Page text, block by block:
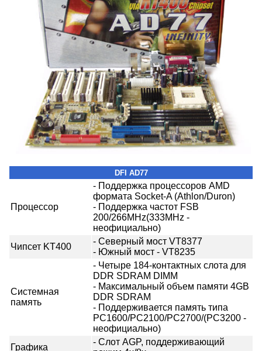
DFI AD77
Процессор
- Поддержка процессоров AMD
формата Socket-A (Athlon/Duron)
- Поддержка частот FSB
200/266MHz(333MHz -
неофициально)
Чипсет KT400
- Северный мост VT8377
- Южный мост - VT8235
Системная
память
- Четыре 184-контактных слота для
DDR SDRAM DIMM
- Максимальный объем памяти 4GB
DDR SDRAM
- Поддерживается память типа
PC1600/PC2100/PC2700/(PC3200 -
неофициально)
Графика
- Слот AGP, поддерживающий